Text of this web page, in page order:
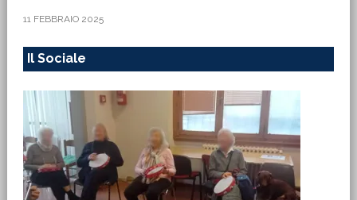
11 FEBBRAIO 2025
Il Sociale